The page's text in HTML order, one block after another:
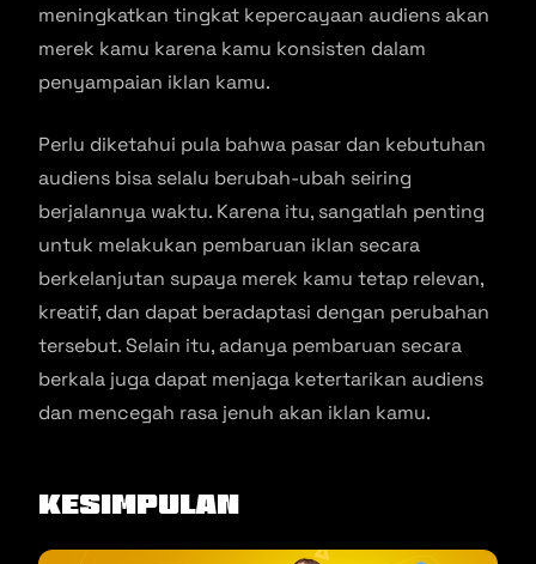
meningkatkan tingkat kepercayaan audiens akan
merek kamu karena kamu konsisten dalam
penyampaian iklan kamu.
Perlu diketahui pula bahwa pasar dan kebutuhan
audiens bisa selalu berubah-ubah seiring
berjalannya waktu. Karena itu, sangatlah penting
untuk melakukan pembaruan iklan secara
berkelanjutan supaya merek kamu tetap relevan,
kreatif, dan dapat beradaptasi dengan perubahan
tersebut. Selain itu, adanya pembaruan secara
berkala juga dapat menjaga ketertarikan audiens
dan mencegah rasa jenuh akan iklan kamu.
Kesimpulan